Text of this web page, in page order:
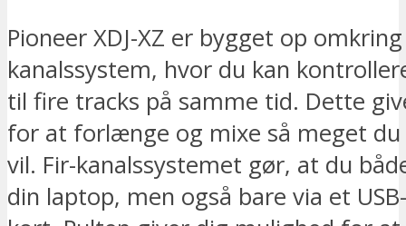
Pioneer XDJ-XZ er bygget op
kanalssystem, hvor du kan
til fire tracks på samme tid. Dette
for at forlænge og mixe så meget
vil. Fir-kanalssystemet gør, at du
din laptop, men også bare via et